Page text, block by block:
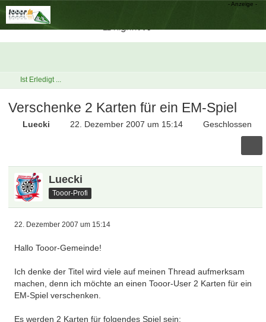
Ist Erledigt ...
Verschenke 2 Karten für ein EM-Spiel
Luecki 22. Dezember 2007 um 15:14 Geschlossen
Luecki
Tooor-Profi
22. Dezember 2007 um 15:14
Hallo Tooor-Gemeinde!
Ich denke der Titel wird viele auf meinen Thread aufmerksam
machen, denn ich möchte an einen Tooor-User 2 Karten für ein
EM-Spiel verschenken.
Es werden 2 Karten für folgendes Spiel sein: